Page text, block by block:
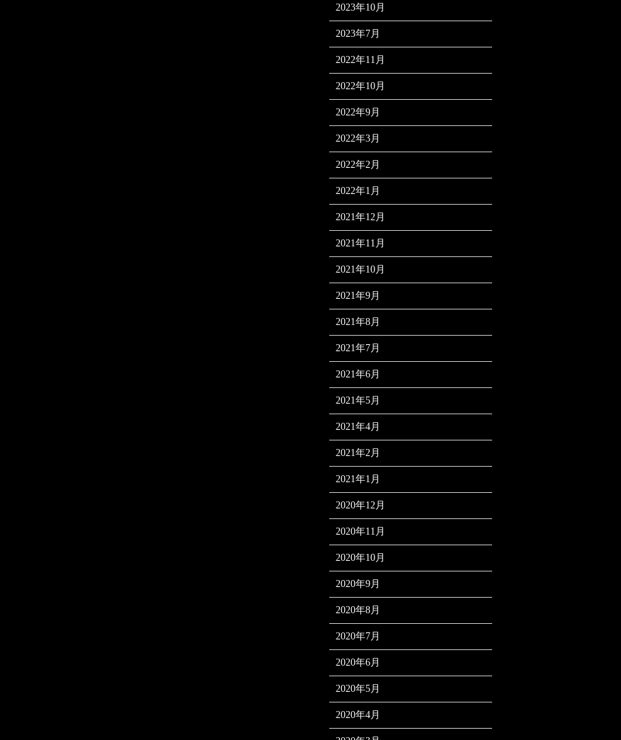
2023年10月
2023年7月
2022年11月
2022年10月
2022年9月
2022年3月
2022年2月
2022年1月
2021年12月
2021年11月
2021年10月
2021年9月
2021年8月
2021年7月
2021年6月
2021年5月
2021年4月
2021年2月
2021年1月
2020年12月
2020年11月
2020年10月
2020年9月
2020年8月
2020年7月
2020年6月
2020年5月
2020年4月